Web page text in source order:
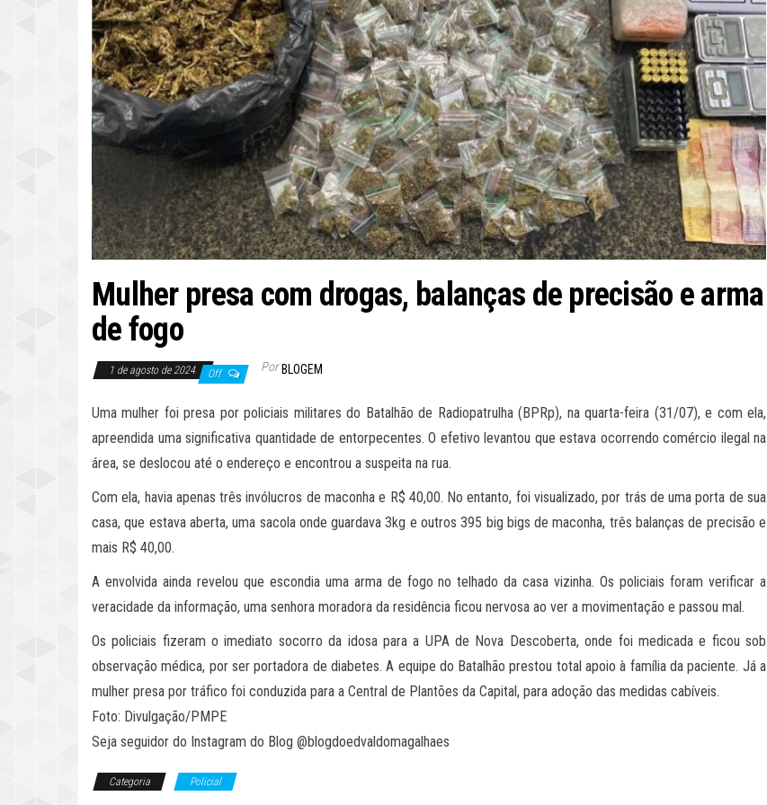
Mulher presa com drogas, balanças de precisão e arma
de fogo
1 de agosto de 2024 Off Por BLOGEM
Uma mulher foi presa por policiais militares do Batalhão de Radiopatrulha (BPRp), na quarta-feira (31/07), e com ela,
apreendida uma significativa quantidade de entorpecentes. O efetivo levantou que estava ocorrendo comércio ilegal na
área, se deslocou até o endereço e encontrou a suspeita na rua.
Com ela, havia apenas três invólucros de maconha e R$ 40,00. No entanto, foi visualizado, por trás de uma porta de sua
casa, que estava aberta, uma sacola onde guardava 3kg e outros 395 big bigs de maconha, três balanças de precisão e
mais R$ 40,00.
A envolvida ainda revelou que escondia uma arma de fogo no telhado da casa vizinha. Os policiais foram verificar a
veracidade da informação, uma senhora moradora da residência ficou nervosa ao ver a movimentação e passou mal.
Os policiais fizeram o imediato socorro da idosa para a UPA de Nova Descoberta, onde foi medicada e ficou sob
observação médica, por ser portadora de diabetes. A equipe do Batalhão prestou total apoio à família da paciente. Já a
mulher presa por tráfico foi conduzida para a Central de Plantões da Capital, para adoção das medidas cabíveis.
Foto: Divulgação/PMPE
Seja seguidor do Instagram do Blog @blogdoedvaldomagalhaes
Categoria Policial